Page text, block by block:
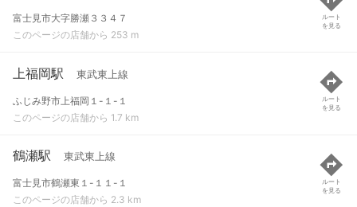
富士見市大字勝瀬３３４７
このページの店舗から 253 m
ルート
を見る
上福岡駅 東武東上線
ふじみ野市上福岡１-１-１
このページの店舗から 1.7 km
ルート
を見る
鶴瀬駅 東武東上線
富士見市鶴瀬東１-１１-１
このページの店舗から 2.3 km
ルート
を見る